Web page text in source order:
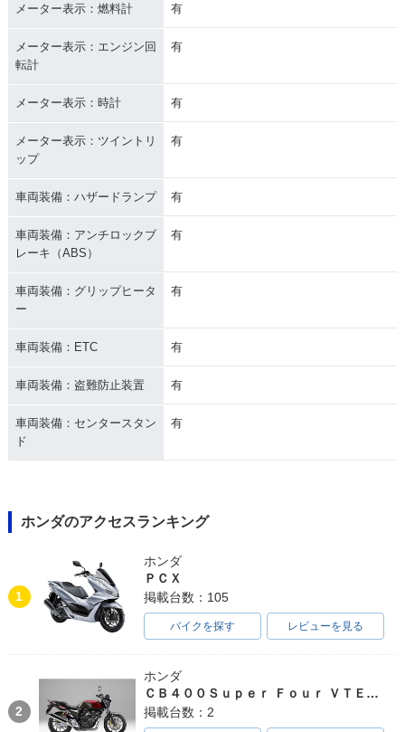
メーター表示：燃料計 有
メーター表示：エンジン回
転計
有
メーター表示：時計 有
メーター表示：ツイントリ
ップ
有
車両装備：ハザードランプ 有
車両装備：アンチロックブ
レーキ（ABS）
有
車両装備：グリップヒータ
ー
有
車両装備：ETC 有
車両装備：盗難防止装置 有
車両装備：センタースタン
ド
有
ホンダのアクセスランキング
1
ホンダ
ＰＣＸ
掲載台数：105
バイクを探す レビューを見る
2
ホンダ
ＣＢ４００Ｓｕｐｅｒ Ｆｏｕｒ ＶＴＥＣ ＳＰＥＣ３
掲載台数：2